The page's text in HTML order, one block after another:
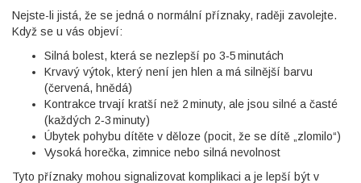
Nejste-li jistá, že se jedná o normální příznaky, raději zavolejte.
Když se u vás objeví:
Silná bolest, která se nezlepší po 3‑5 minutách
Krvavý výtok, který není jen hlen a má silnější barvu
(červená, hnědá)
Kontrakce trvají kratší než 2 minuty, ale jsou silné a časté
(každých 2‑3 minuty)
Úbytek pohybu dítěte v děloze (pocit, že se dítě „zlomilo“)
Vysoká horečka, zimnice nebo silná nevolnost
Tyto příznaky mohou signalizovat komplikaci a je lepší být v